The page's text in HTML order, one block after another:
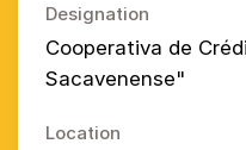
Designation
Cooperativa de
Sacavenense"
Location